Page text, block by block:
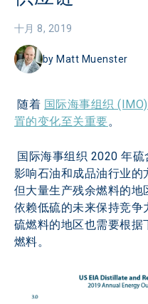
十月 8, 2019
by Matt Muenster
随着 国际海事组织
置的变化至关重要。
影响石油和成品油行业
但大量生产残余燃料的地
依赖低硫的未来保持竞
硫燃料的地区也需要根据
燃料。